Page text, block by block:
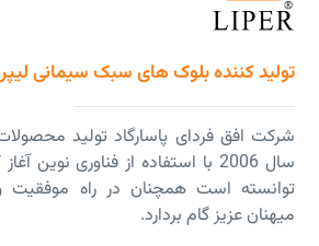
تولید کننده بلوک های سبک سیمانی لیپر
شرکت افق فردای پاسارگاد تولید
سال 2006 با استفاده از فناوری نوین
توانسته است همچنان در راه
میهنان عزیز گام بردارد.